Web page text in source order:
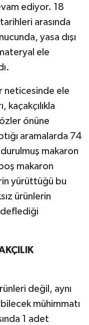
ediyor. 18
arasında
yasa dışı
ele
neticesinde ele
kaçakçılıkla
önüne
aramalarda 74
makaron
makaron
yürüttüğü bu
ürünlerin
değil, aynı
mühimmatı
1 adet